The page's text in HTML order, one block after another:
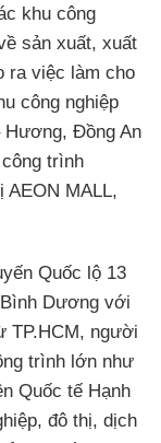
khu công
sản xuất, xuất
ra việc làm cho
công nghiệp
Hương, Đồng An
trình
MALL,
Quốc lộ 13
Dương với
TP.HCM, người
trình lớn như
Quốc tế Hạnh
đô thị, dịch